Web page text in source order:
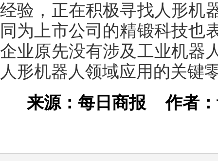
经验，正在积极寻找人形机
同为上市公司的精锻科技也
企业原先没有涉及工业机器
人形机器人领域应用的关键
来源：每日商报作者